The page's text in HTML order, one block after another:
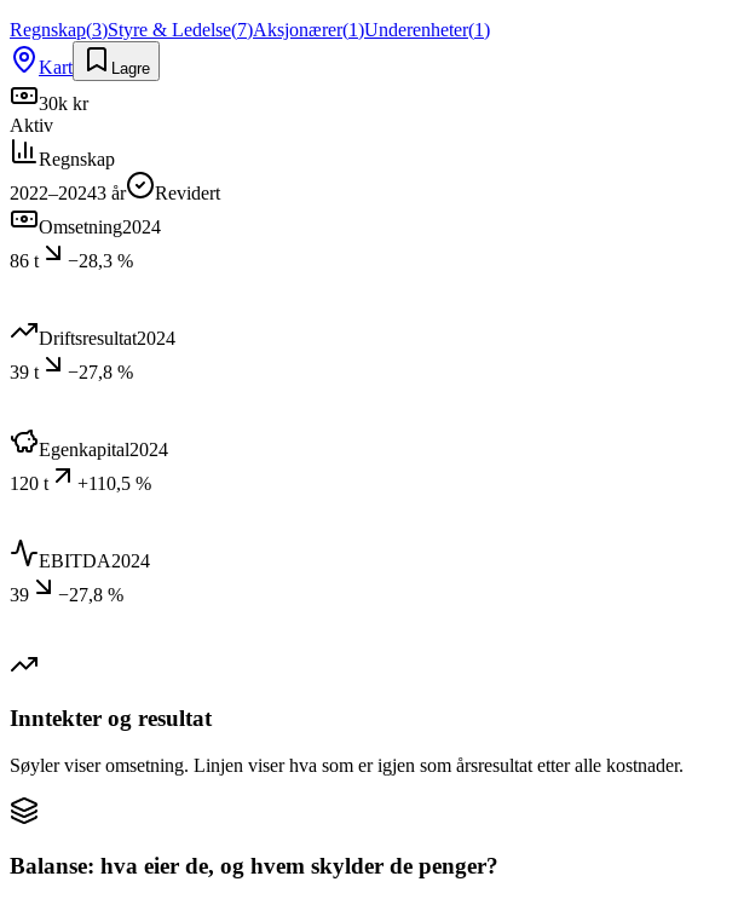
Regnskap(3)Styre & Ledelse(7)Aksjonærer(1)Underenheter(1)
Kart
Lagre
30k kr
Aktiv
Regnskap
2022–20243 år
Revidert
Omsetning2024
86 t
−28,3 %
Driftsresultat2024
39 t
−27,8 %
Egenkapital2024
120 t
+110,5 %
EBITDA2024
39
−27,8 %
Inntekter og resultat
Søyler viser omsetning. Linjen viser hva som er igjen som årsresultat etter alle kostnader.
Balanse: hva eier de, og hvem skylder de penger?